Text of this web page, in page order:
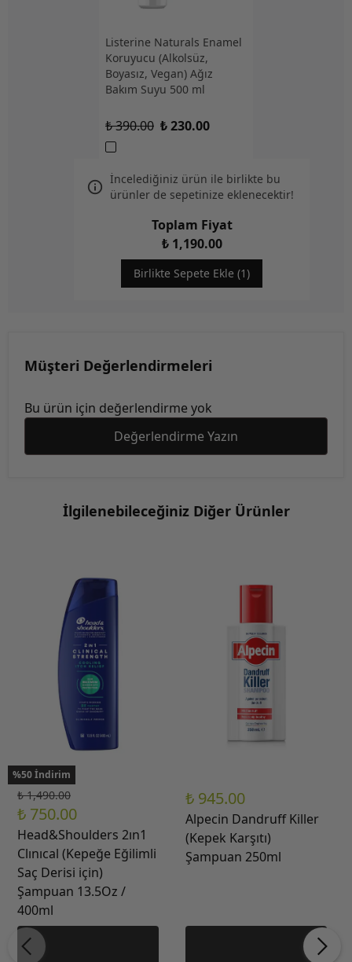
Listerine Naturals Enamel
Koruyucu (Alkolsüz,
Boyasız, Vegan) Ağız
Bakım Suyu 500 ml
₺ 390.00 ₺ 230.00
İncelediğiniz ürün ile birlikte bu
ürünler de sepetinize eklenecektir!
Toplam Fiyat
₺ 1,190.00
Birlikte Sepete Ekle (1)
Müşteri Değerlendirmeleri
Bu ürün için değerlendirme yok
Değerlendirme Yazın
İlgilenebileceğiniz Diğer Ürünler
%50 İndirim
₺ 1,490.00
₺ 750.00
Head&Shoulders 2ın1
Clınıcal (Kepeğe Eğilimli
Saç Derisi için)
Şampuan 13.5Oz /
400ml
₺ 945.00
Alpecin Dandruff Killer
(Kepek Karşıtı)
Şampuan 250ml